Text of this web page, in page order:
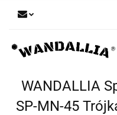
WANDALLIA
SP-MN-45